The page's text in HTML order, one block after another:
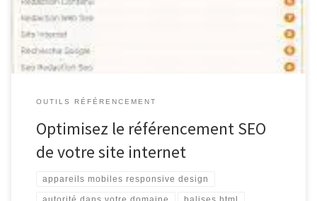
d’apparaître en tête des résultats des moteurs de recherche tels
que […]
OUTILS RÉFÉRENCEMENT
Optimisez le référencement SEO
de votre site internet
appareils mobiles responsive design